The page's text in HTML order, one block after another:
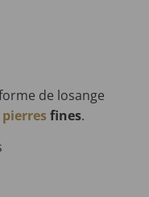
de losange
pierresfines.